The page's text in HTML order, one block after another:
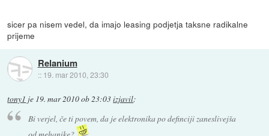
sicer pa nisem vedel, da imajo leasing podjetja taksne radikalne
prijeme
Relanium
:: 19. mar 2010, 23:30
tony1 je 19. mar 2010 ob 23:03izjavil:
Bi verjel, če ti povem, da je elektronika po definciji zaneslivejša